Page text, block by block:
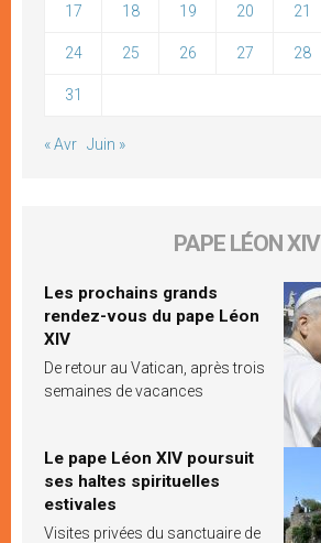
17 18 19 20 21
24 25 26 27 28
31
« Avr Juin »
PAPE LÉON XIV
Les prochains grands
rendez-vous du pape Léon
XIV
De retour au Vatican, après trois
semaines de vacances
Le pape Léon XIV poursuit
ses haltes spirituelles
estivales
Visites privées du sanctuaire de